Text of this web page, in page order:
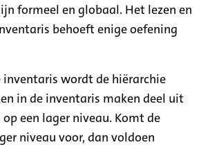
formeel en globaal. Het lezen en
behoeft enige oefening
inventaris wordt de hiërarchie
in de inventaris maken deel uit
een lager niveau. Komt de
niveau voor, dan voldoen